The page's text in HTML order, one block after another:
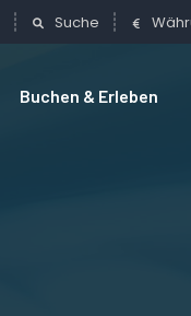
Suche
Buchen & Erleben